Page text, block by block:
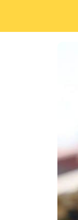
Passer